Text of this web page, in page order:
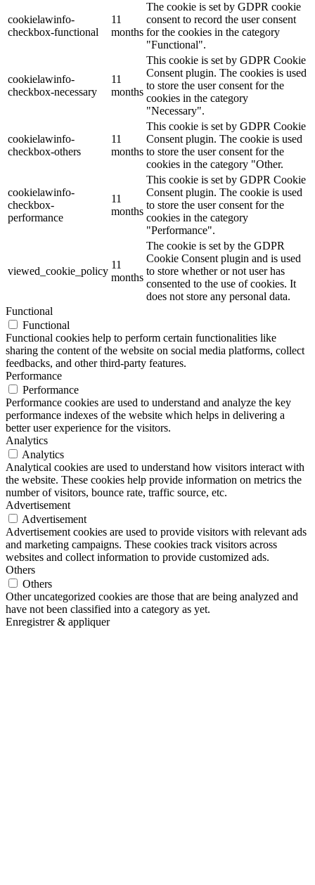
cookielawinfo-
checkbox-functional
11
months
The cookie is set by GDPR cookie
consent to record the user consent
for the cookies in the category
"Functional".
cookielawinfo-
checkbox-necessary
11
months
This cookie is set by GDPR Cookie
Consent plugin. The cookies is used
to store the user consent for the
cookies in the category
"Necessary".
cookielawinfo-
checkbox-others
11
months
This cookie is set by GDPR Cookie
Consent plugin. The cookie is used
to store the user consent for the
cookies in the category "Other.
cookielawinfo-
checkbox-
performance
11
months
This cookie is set by GDPR Cookie
Consent plugin. The cookie is used
to store the user consent for the
cookies in the category
"Performance".
viewed_cookie_policy
11
months
The cookie is set by the GDPR
Cookie Consent plugin and is used
to store whether or not user has
consented to the use of cookies. It
does not store any personal data.
Functional
Functional
Functional cookies help to perform certain functionalities like
sharing the content of the website on social media platforms, collect
feedbacks, and other third-party features.
Performance
Performance
Performance cookies are used to understand and analyze the key
performance indexes of the website which helps in delivering a
better user experience for the visitors.
Analytics
Analytics
Analytical cookies are used to understand how visitors interact with
the website. These cookies help provide information on metrics the
number of visitors, bounce rate, traffic source, etc.
Advertisement
Advertisement
Advertisement cookies are used to provide visitors with relevant ads
and marketing campaigns. These cookies track visitors across
websites and collect information to provide customized ads.
Others
Others
Other uncategorized cookies are those that are being analyzed and
have not been classified into a category as yet.
Enregistrer & appliquer